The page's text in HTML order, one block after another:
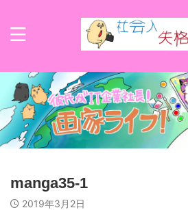
manga35-1
2019年3月2日